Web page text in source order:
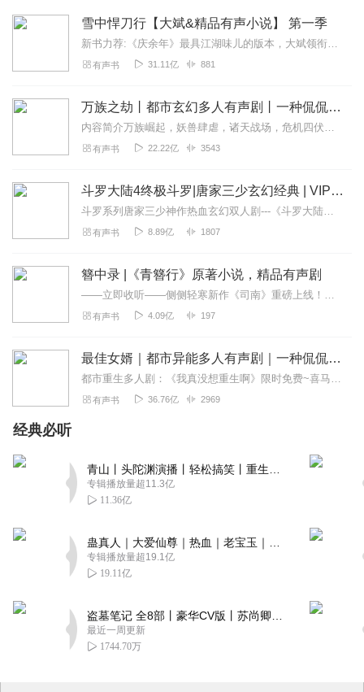
雪中悍刀行【大斌&精品有声小说】 第一季
新书力荐:《庆余年》最具江湖味儿的版本，大斌领衔播讲点击进入【内容简介】有个白狐儿脸，佩双刀绣冬春雷，要做那天下第一。湖底有白发老魁爱吃荤。缺门牙老仆背剑匣。山...
有声书 31.11亿 881
万族之劫丨都市玄幻多人有声剧丨一种侃侃｜VIP免费有声小说
内容简介万族崛起，妖兽肆虐，诸天战场，危机四伏……这本就不太平的世界，此刻更是暗藏汹涌。苏宇肩负族人使命，不得不挺身而出，而他要如何披荆斩棘、冲锋陷阵？原来，他...
有声书 22.22亿 3543
斗罗大陆4终极斗罗|唐家三少玄幻经典 | VIP免费有声小说
斗罗系列唐家三少神作热血玄幻双人剧---《斗罗大陆》唐家三少神作热血玄幻双人剧---《斗罗大陆2：绝世唐门》唐家三少神作热血玄幻双人剧---《斗罗大陆3：龙王传...
有声书 8.89亿 1807
簪中录 |《青簪行》原著小说，精品有声剧
——立即收听——侧侧轻寒新作《司南》重磅上线！【强烈推荐】电视剧《青簪行》原著小说存在于盛世大唐的爱恨情仇在各种匪夷所思的悬案尽头真相足以倾覆整个大唐王朝【内...
有声书 4.09亿 197
最佳女婿｜都市异能多人有声剧｜一种侃侃｜VIP免费有声小说
都市重生多人剧：《我真没想重生啊》限时免费~喜马拉雅铁三角出品一刀苏苏，一种侃侃，喜道公子！【内容简介】人死的时候会有意识吗？会，因为我经历过。这个世界上真...
有声书 36.76亿 2969
经典必听
专辑播放量超11.3亿
11.36亿
专辑播放量超19.1亿
19.11亿
最近一周更新
1744.70万